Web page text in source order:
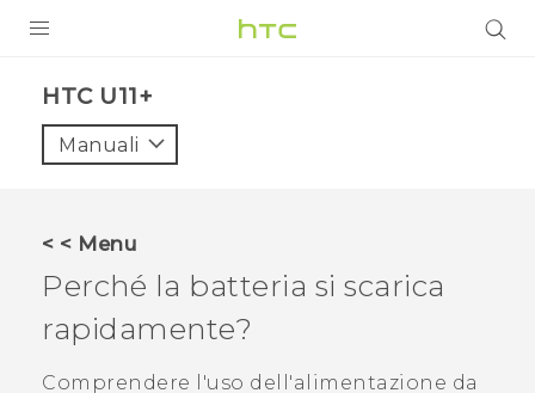
VIVE
VIVERSE
ASSISTENZA
HTC U11+‎
Manuali
< < Menu
Perché la batteria si scarica
rapidamente?
Comprendere l'uso dell'alimentazione da